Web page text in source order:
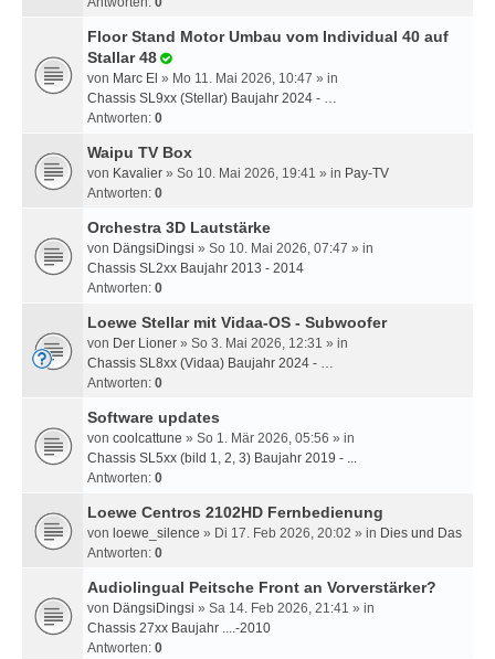
Floor Stand Motor Umbau vom Individual 40 auf
Stallar 48
von Marc El » Mo 11. Mai 2026, 10:47 » in
Chassis SL9xx (Stellar) Baujahr 2024 - …
Antworten: 0
Waipu TV Box
von Kavalier » So 10. Mai 2026, 19:41 » in Pay-TV
Antworten: 0
Orchestra 3D Lautstärke
von DängsiDingsi » So 10. Mai 2026, 07:47 » in
Chassis SL2xx Baujahr 2013 - 2014
Antworten: 0
Loewe Stellar mit Vidaa-OS - Subwoofer
von Der Lioner » So 3. Mai 2026, 12:31 » in
Chassis SL8xx (Vidaa) Baujahr 2024 - …
Antworten: 0
Software updates
von coolcattune » So 1. Mär 2026, 05:56 » in
Chassis SL5xx (bild 1, 2, 3) Baujahr 2019 - ...
Antworten: 0
Loewe Centros 2102HD Fernbedienung
von loewe_silence » Di 17. Feb 2026, 20:02 » in Dies und Das
Antworten: 0
Audiolingual Peitsche Front an Vorverstärker?
von DängsiDingsi » Sa 14. Feb 2026, 21:41 » in
Chassis 27xx Baujahr ....-2010
Antworten: 0